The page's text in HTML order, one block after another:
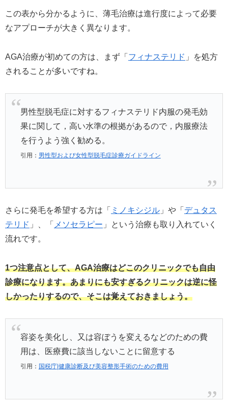
この表から分かるように、薄毛治療は進行度によって必要
なアプローチが大きく異なります。
AGA治療が初めての方は、まず「 フィナステリド 」を処方
されることが多いですね。
男性型脱毛症に対するフィナステリド内服の発毛効
果に関して，高い水準の根拠があるので，内服療法
を行うよう強く勧める。
引用： 男性型および女性型脱毛症診療ガイドライン
さらに発毛を希望する方は「 ミノキシジル 」や「 デュタス
テリド 」、「 メソセラピー 」という治療も取り入れていく
流れです。
1つ注意点として、AGA治療はどこのクリニックでも自由
診療になります。あまりにも安すぎるクリニックは逆に怪
しかったりするので、そこは覚えておきましょう。
容姿を美化し、又は容ぼうを変えるなどのための費
用は、医療費に該当しないことに留意する
引用： 国税庁|健康診断及び美容整形手術のための費用